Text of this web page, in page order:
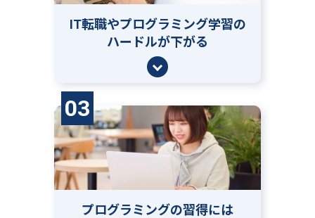
IT転職やプログラミング学習の
ハードルが下がる
03
プログラミングの習得には